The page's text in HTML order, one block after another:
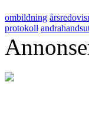
ombildning
protokoll